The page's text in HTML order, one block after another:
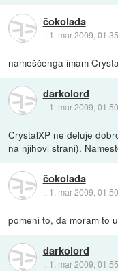
čokolada
:: 1. mar 2009, 01:35
nameščenga imam
darkolord
:: 1. mar 2009, 01:50
CrystalXP ne deluje
na njihovi strani).
čokolada
:: 1. mar 2009, 01:50
pomeni to, da moram to
darkolord
:: 1. mar 2009, 01:55